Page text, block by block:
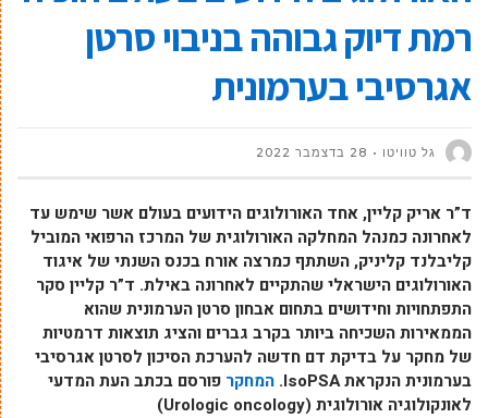
רמת דיוק גבוהה בניבוי סרטן
אגרסיבי בערמונית
גל טוויטו 28 בדצמבר 2022
ד”ר אריק קליין, אחד האורולוגים הידועים בעולם אשר שימש עד
לאחרונה כמנהל המחלקה האורולוגית של המרכז הרפואי המוביל
קליבלנד קליניק, השתתף כמרצה אורח בכנס השנתי של איגוד
האורולוגים הישראלי שהתקיים לאחרונה באילת. ד”ר קליין סקר
התפתחויות וחידושים בתחום אבחון סרטן הערמונית שהוא
הממאירות השכיחה ביותר בקרב גברים והציג תוצאות דרמטיות
של מחקר על בדיקת דם חדשה להערכת הסיכון לסרטן אגרסיבי
בערמונית הנקראת IsoPSA.
המחקר פורסם בכתב העת המדעי
לאונקולוגיה אורולוגית (Urologic oncology)